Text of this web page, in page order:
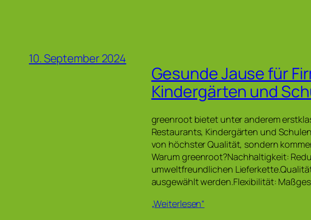
10. September 2024
Gesunde Jause für
Kindergärten und
greenroot bietet unter anderem
Restaurants, Kindergärten und
von höchster Qualität, sondern
Warum greenroot?Nachhaltigkeit:
umweltfreundlichen
ausgewählt werden.Flexibilität:
„Weiterlesen“